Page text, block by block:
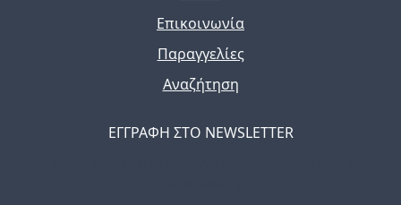
Επικοινωνία
Παραγγελίες
Αναζήτηση
ΕΓΓΡΑΦΗ ΣΤΟ NEWSLETTER